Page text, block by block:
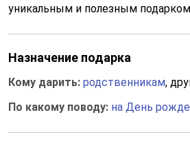
уникальным и полезным
Назначение подарка
Кому дарить: родственникам,
По какому поводу: на День